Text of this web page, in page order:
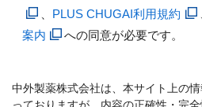
PLUS CHUGAI利用規約
案内
への同意が必要です。
中外製薬株式会社は、本サイト上の
っておりますが、内容の正確性・完